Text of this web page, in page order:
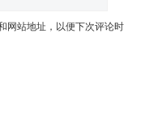
网站地址，以便下次评论时